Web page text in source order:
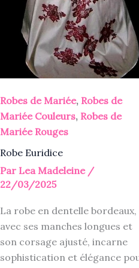
Robes de Mariée, Robes de
Mariée Couleurs, Robes de
Mariée Rouges
Robe Euridice
Par Lea Madeleine /
22/03/2025
La robe en dentelle bordeaux,
avec ses manches longues et
son corsage ajusté, incarne
sophistication et élégance